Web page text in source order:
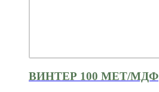
ВИНТЕР 100 МЕТ/МДФ